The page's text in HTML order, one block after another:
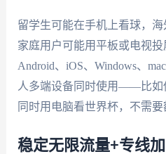
留学生可能在手机上看球，海
家庭用户可能用平板或电视投
Android、iOS、Windows、
人多端设备同时使用——比如
同时用电脑看世界杯，不需要
稳定无限流量+专线